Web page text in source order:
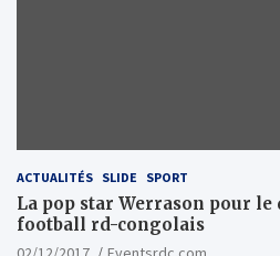
ACTUALITÉS SLIDE SPORT
La pop star Werrason pour le
football rd-congolais